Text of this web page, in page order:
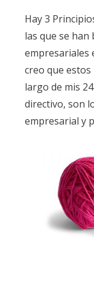
Hay 3
las que se han
empresariales
creo que
largo de mis
directivo, son
empresarial y